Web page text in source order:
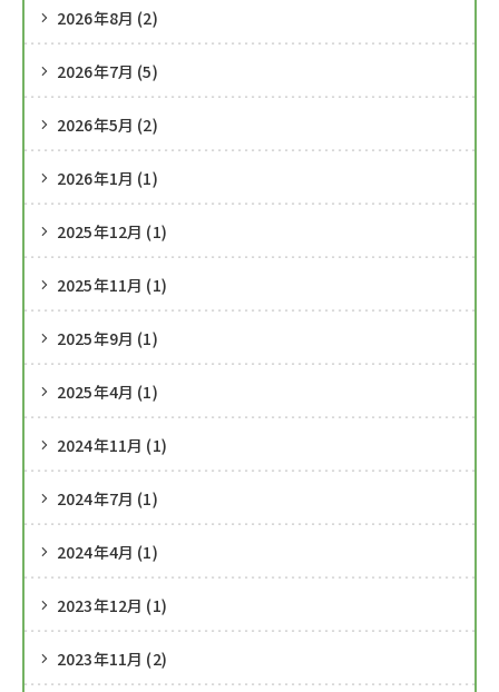
2026年8月 (2)
2026年7月 (5)
2026年5月 (2)
2026年1月 (1)
2025年12月 (1)
2025年11月 (1)
2025年9月 (1)
2025年4月 (1)
2024年11月 (1)
2024年7月 (1)
2024年4月 (1)
2023年12月 (1)
2023年11月 (2)